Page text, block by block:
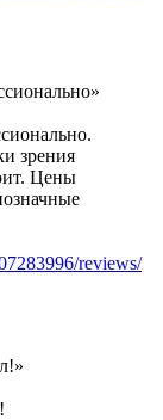
зрения
Цены
reviews/